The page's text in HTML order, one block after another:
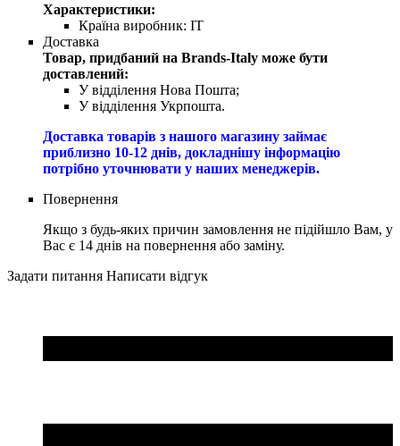
Характеристики:
Країна виробник: IT
Доставка
Товар, придбаний на Brands-Italy може бути
доставлений:
У відділення Нова Пошта;
У відділення Укрпошта.
Доставка товарів з нашого магазину займає
приблизно 10-12 днів, докладнішу інформацію
потрібно уточнювати у наших менеджерів.
Повернення
Якщо з будь-яких причин замовлення не підійшло Вам, у
Вас є 14 днів на повернення або заміну.
Задати питання Написати відгук